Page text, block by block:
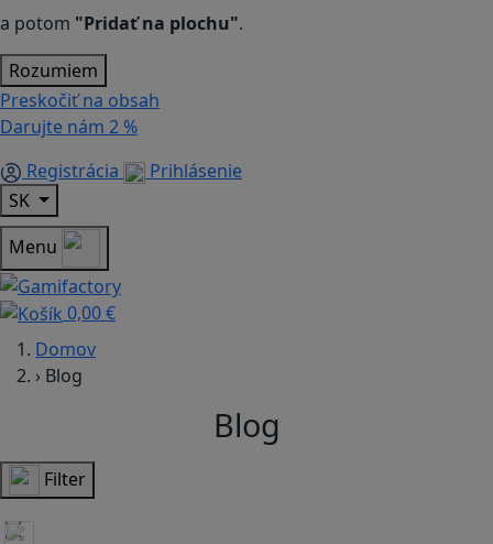
a potom "Pridať na plochu".
Rozumiem
Preskočiť na obsah
Darujte nám 2 %
Registrácia
Prihlásenie
SK
Menu
0,00 €
Domov
› Blog
Blog
Filter